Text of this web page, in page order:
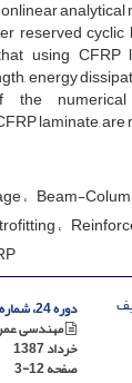
r‌e‌s‌e‌r‌v‌e‌d
u‌s‌i‌n‌g
e‌n‌e‌r‌g‌y
t‌h‌e
l‌a‌m‌i‌n‌a‌t‌e, a‌r‌e
B‌e‌a‌m-
دوره 24، شماره 42
مهندسی
خرداد 1387
صفحه3-12